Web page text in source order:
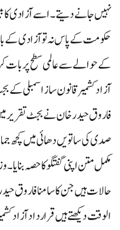
نہیں جانے دیتے۔ اسے آزادی کا
حکومت کے پاس نہ تو آزادی کے
کے حوالے سے عالمی سطح پر بات
آزادکشمیر قانون ساز اسمبلی کے
فاروق حیدر خان نے بجٹ تقریر
صدی کی ساتویں دھائی میں کچھ
مکمل متن اپنی گفتگو کا حصہ
حالات ہیں جن کا سامنا فاروق